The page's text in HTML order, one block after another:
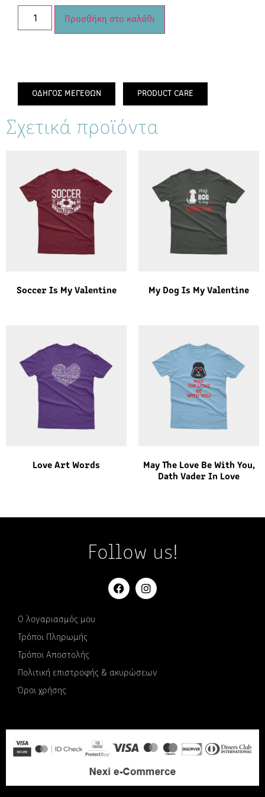
Προσθήκη στο καλάθι
ΟΔΗΓΟΣ ΜΕΓΕΘΩΝ PRODUCT CARE
Σχετικά προϊόντα
Soccer Is My Valentine My Dog Is My Valentine
Love Art Words
May The Love Be With You,
Dath Vader In Love
Follow us!
Ο λογαριασμός μου
Τρόποι Πληρωμής
Τρόποι Αποστολής
Πολιτική επιστροφής & ακυρώσεων
Όροι χρήσης